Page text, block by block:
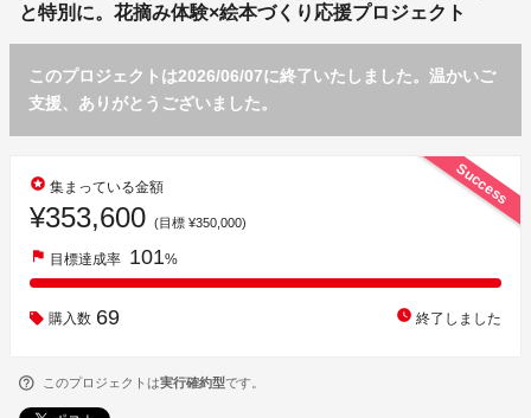
と特別に。花摘み体験×絵本づくり応援プロジェクト
このプロジェクトは2026/06/07に終了いたしました。温かいご
支援、ありがとうございました。
Success
stars 集まっている金額
¥353,600 (目標 ¥350,000)
flag 目標達成率 101%
購入数 69 watch_later 終了しました
このプロジェクトは実行確約型です。